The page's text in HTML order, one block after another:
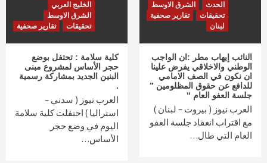
الحدث
الشرق الاوسط
تحقيقات
تقارير صحفية
لبنان
النائب إيهاب مطر :ان الواجب
الوطني والاخلاقي يفرض علينا
ان نكون في الصف الامامي
للدافع عن حقوق المظلومين ”
جلسة العفو العام “
العرب نيوز ( بيروت – لبنان )
مع اقتراب انعقاد جلسة العفو
العام التي طال…
الخليج العربي
الشرق الاوسط
تحقيقات
تقارير صحفية
كلية سلامة : تحتفل بوضع
حجر الأساس لمشروع مبنى
البنين الجديد بمشاركة رسمية
.
العرب نيوز ( سدني –
استراليا ) احتفلت كلية سلامة
اليوم في وضع حجر
الأساس…